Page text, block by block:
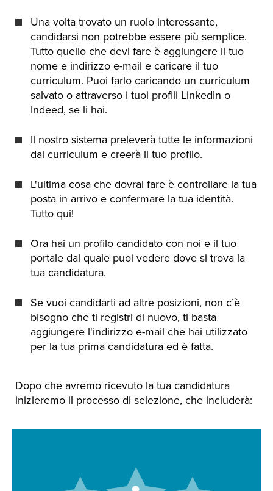
Una volta trovato un ruolo interessante,
candidarsi non potrebbe essere più semplice.
Tutto quello che devi fare è aggiungere il tuo
nome e indirizzo e-mail e caricare il tuo
curriculum. Puoi farlo caricando un curriculum
salvato o attraverso i tuoi profili LinkedIn o
Indeed, se li hai.
Il nostro sistema preleverà tutte le informazioni
dal curriculum e creerà il tuo profilo.
L'ultima cosa che dovrai fare è controllare la tua
posta in arrivo e confermare la tua identità.
Tutto qui!
Ora hai un profilo candidato con noi e il tuo
portale dal quale puoi vedere dove si trova la
tua candidatura.
Se vuoi candidarti ad altre posizioni, non c’è
bisogno che ti registri di nuovo, ti basta
aggiungere l'indirizzo e-mail che hai utilizzato
per la tua prima candidatura ed è fatta.
Dopo che avremo ricevuto la tua candidatura
inizieremo il processo di selezione, che includerà: